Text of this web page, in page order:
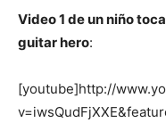
Video 1 de un niño
guitar hero:
[youtube]http://